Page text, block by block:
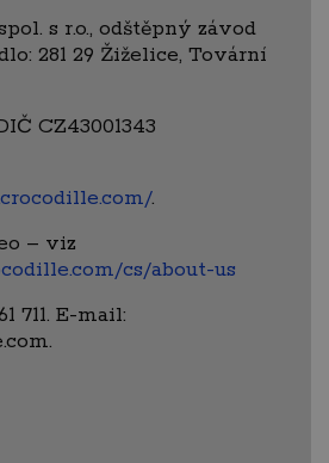
s r.o., odštěpný závod
281 29 Žiželice, Tovární
CZ43001343
.
– viz
cs/about-us
711. E-mail: